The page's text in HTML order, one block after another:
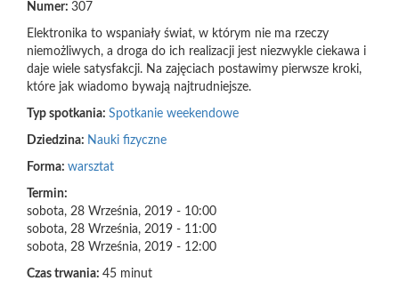
Numer: 307
Elektronika to wspaniały świat, w którym nie ma rzeczy
niemożliwych, a droga do ich realizacji jest niezwykle ciekawa i
daje wiele satysfakcji. Na zajęciach postawimy pierwsze kroki,
które jak wiadomo bywają najtrudniejsze.
Typ spotkania: Spotkanie weekendowe
Dziedzina: Nauki fizyczne
Forma: warsztat
Termin:
sobota, 28 Września, 2019 - 10:00
sobota, 28 Września, 2019 - 11:00
sobota, 28 Września, 2019 - 12:00
Czas trwania: 45 minut